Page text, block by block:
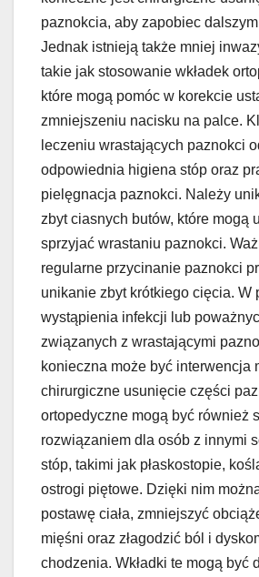
paznokcia, aby zapobiec
Jednak istnieją także mniej
takie jak stosowanie wkładek
które mogą pomóc w korekcie
zmniejszeniu nacisku na palce.
leczeniu wrastających paznokci
odpowiednia higiena stóp oraz
pielęgnacja paznokci. Należy
zbyt ciasnych butów, które mogą
sprzyjać wrastaniu paznokci.
regularne przycinanie paznokci
unikanie zbyt krótkiego cięcia. W
wystąpienia infekcji lub
związanych z wrastającymi
konieczna może być interwencja
chirurgiczne usunięcie części
ortopedyczne mogą być również
rozwiązaniem dla osób z innymi
stóp, takimi jak płaskostopie,
ostrogi piętowe. Dzięki nim
postawę ciała, zmniejszyć
mięśni oraz złagodzić ból i
chodzenia. Wkładki te mogą być